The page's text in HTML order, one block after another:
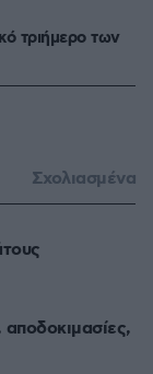
τριήμερο των
Σχολιασμένα